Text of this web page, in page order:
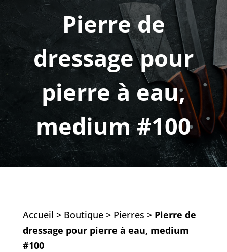
Pierre de
dressage pour
pierre à eau,
medium #100
Accueil > Boutique> Pierres > Pierre de
dressage pour pierre à eau, medium
#100